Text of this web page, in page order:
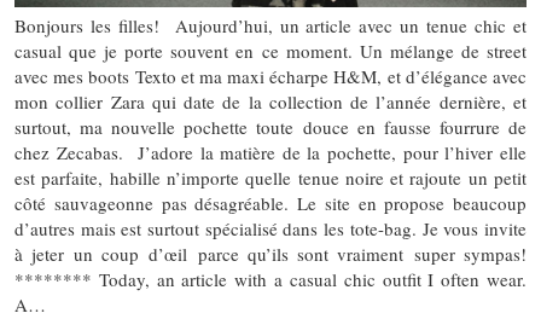
Bonjours les filles! Aujourd’hui, un article avec un tenue chic et
casual que je porte souvent en ce moment. Un mélange de street
avec mes boots Texto et ma maxi écharpe H&M, et d’élégance avec
mon collier Zara qui date de la collection de l’année dernière, et
surtout, ma nouvelle pochette toute douce en fausse fourrure de
chez Zecabas. J’adore la matière de la pochette, pour l’hiver elle
est parfaite, habille n’importe quelle tenue noire et rajoute un petit
côté sauvageonne pas désagréable. Le site en propose beaucoup
d’autres mais est surtout spécialisé dans les tote-bag. Je vous invite
à jeter un coup d’œil parce qu’ils sont vraiment super sympas!
******** Today, an article with a casual chic outfit I often wear.
A…